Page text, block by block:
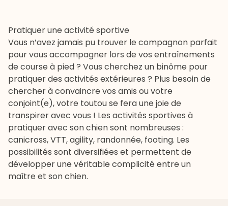
Pratiquer une activité sportive
Vous n’avez jamais pu trouver le compagnon parfait
pour vous accompagner lors de vos entraînements
de course à pied ? Vous cherchez un binôme pour
pratiquer des activités extérieures ? Plus besoin de
chercher à convaincre vos amis ou votre
conjoint(e), votre toutou se fera une joie de
transpirer avec vous ! Les activités sportives à
pratiquer avec son chiensont nombreuses :
canicross, VTT,agility, randonnée, footing. Les
possibilités sont diversifiées et permettent de
développer une véritable complicité entre un
maître et son chien.